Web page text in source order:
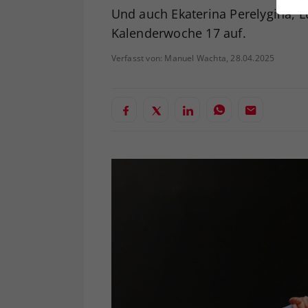
Und auch Ekaterina Perelygina,
Kalenderwoche 17 auf.
Verfasst von: Manuel Wachta, 28.04.2025